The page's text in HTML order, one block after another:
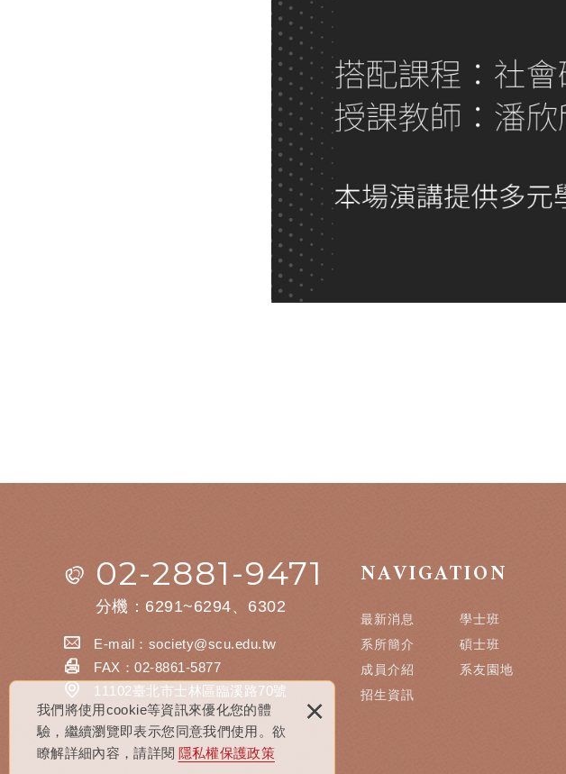
我們將使用cookie等資訊來優化您的體
驗，繼續瀏覽即表示您同意我們使用。欲
瞭解詳細內容，請詳閱 隱私權保護政策
×
02-2881-9471
分機：6291~6294、6302
E-mail： society@scu.edu.tw
FAX：02-8861-5877
11102臺北市士林區臨溪路70號
NAVIGATION
最新消息
系所簡介
成員介紹
招生資訊
學士班
碩士班
系友園地